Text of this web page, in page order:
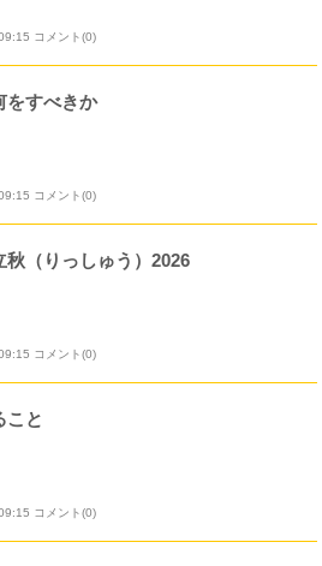
コメント(0)
をすべきか
コメント(0)
秋（りっしゅう）2026
コメント(0)
こと
コメント(0)